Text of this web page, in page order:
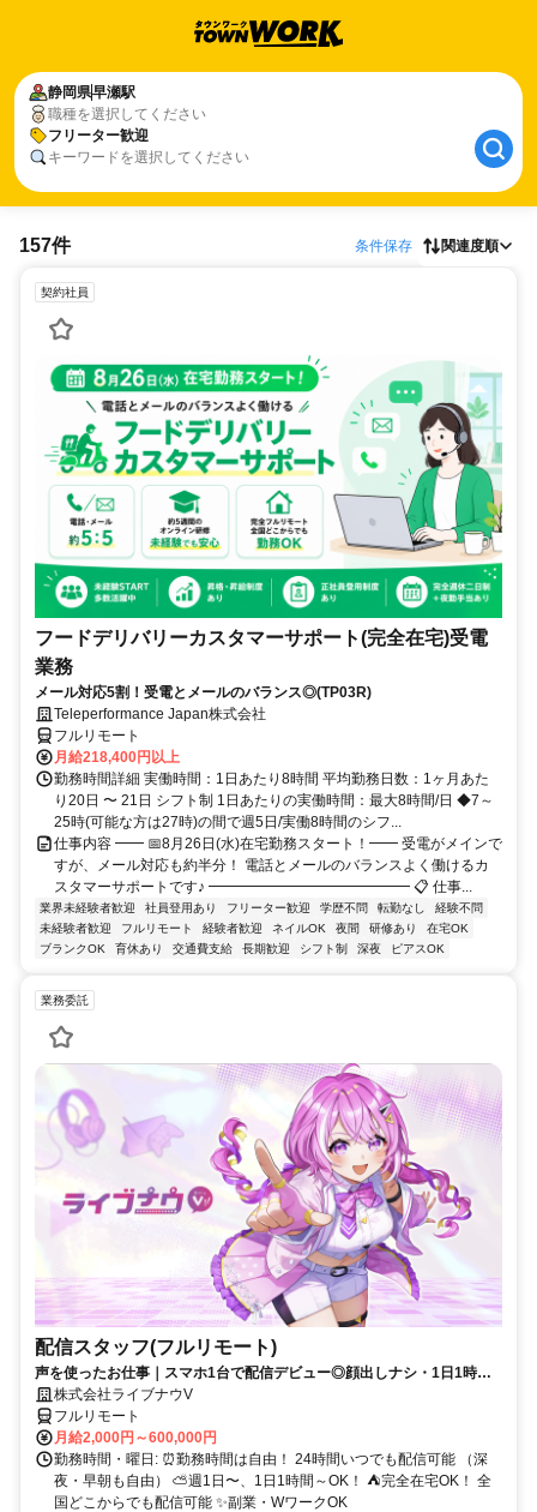
静岡県早瀬駅
職種を選択してください
フリーター歓迎
キーワードを選択してください
157件 条件保存 関連度順
契約社員
フードデリバリーカスタマーサポート(完全在宅)受電
業務
メール対応5割！受電とメールのバランス◎(TP03R)
Teleperformance Japan株式会社
フルリモート
月給218,400円以上
勤務時間詳細 実働時間：1日あたり8時間 平均勤務日数：1ヶ月あた
り20日 〜 21日 シフト制 1日あたりの実働時間：最大8時間/日 ◆7～
25時(可能な方は27時)の間で週5日/実働8時間のシフ...
仕事内容 ━━ 📅8月26日(水)在宅勤務スタート！━━ 受電がメインで
すが、メール対応も約半分！ 電話とメールのバランスよく働けるカ
スタマーサポートです♪ ━━━━━━━━━━━━━━ 📋 仕事...
業界未経験者歓迎 社員登用あり フリーター歓迎 学歴不問 転勤なし
経験不問
未経験者歓迎
フルリモート 経験者歓迎 ネイルOK 夜間 研修あり
在宅OK
ブランクOK
育休あり 交通費支給 長期歓迎 シフト制 深夜 ピアスOK
業務委託
配信スタッフ(フルリモート)
声を使ったお仕事｜スマホ1台で配信デビュー◎顔出しナシ・1日1時間
～OK♪
株式会社ライブナウV
フルリモート
月給2,000円～600,000円
勤務時間・曜日: ⏰勤務時間は自由！ 24時間いつでも配信可能 （深
夜・早朝も自由） ⛅週1日〜、1日1時間～OK！ ⛺完全在宅OK！ 全
国どこからでも配信可能 ✨副業・WワークOK